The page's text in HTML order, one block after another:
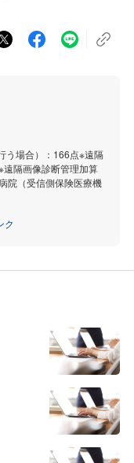
う場合）：166点※遠隔
隔画像診断管理加算
院（受信側保険医療機
ク